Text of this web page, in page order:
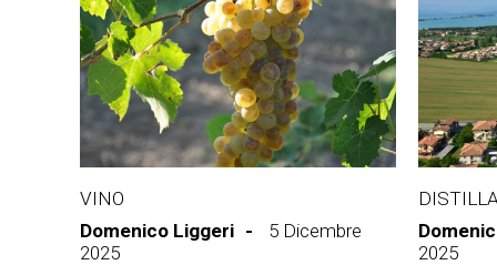
VINO
Domenico Liggeri
5 Dicembre
2025
2025